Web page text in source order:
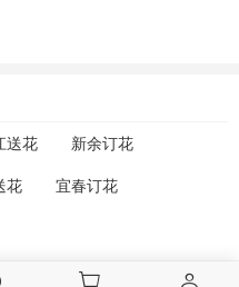
送花 新余订花
花 宜春订花